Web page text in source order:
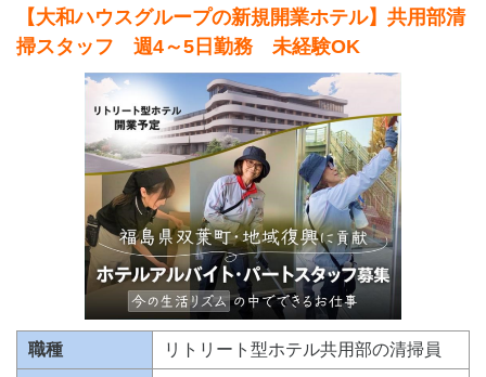
【大和ハウスグループの新規開業ホテル】共用部清
掃スタッフ 週4～5日勤務 未経験OK
職種 リトリート型ホテル共用部の清掃員